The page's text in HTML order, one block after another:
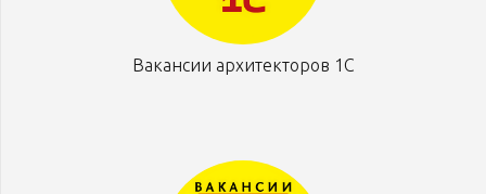
Вакансии архитекторов 1С